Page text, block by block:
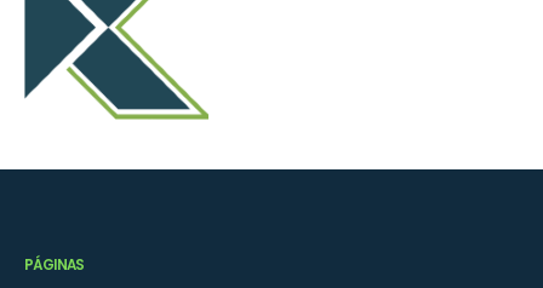
PÁGINAS